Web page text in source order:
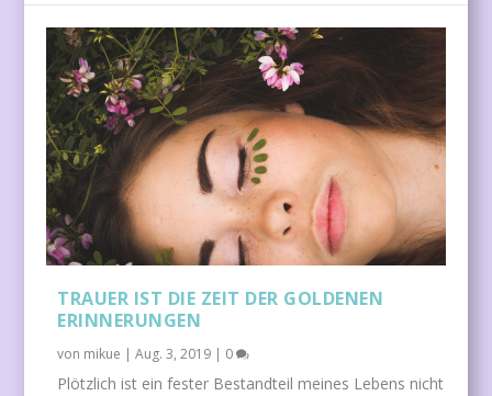
TRAUER IST DIE ZEIT DER GOLDENEN
ERINNERUNGEN
von mikue |Aug. 3, 2019 0
Plötzlich ist ein fester Bestandteil meines Lebens nicht